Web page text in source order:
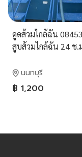
ดูดส้วมไกล้ฉัน
สูบส้วมไกล้ฉัน 24 ช.
นนทบุรี
฿ 1,200